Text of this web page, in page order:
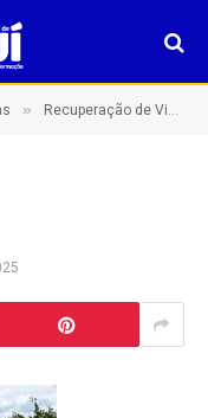
» Recuperação de Vicinais: Compromisso com o Desenvolvimento Rural De Apuí!